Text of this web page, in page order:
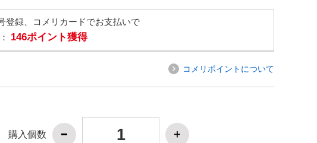
登録、コメリカードでお支払いで
146ポイント獲得
コメリポイントについて
購入個数